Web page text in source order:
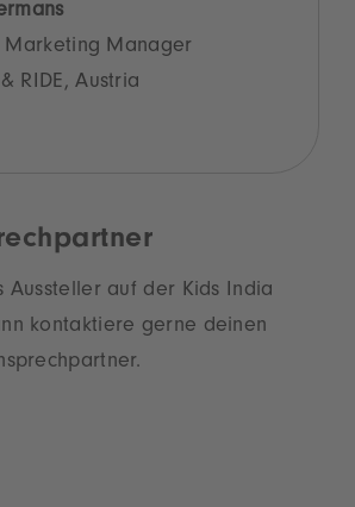
Marketing Manager
RIDE, Austria
Aussteller auf der Kids India
kontaktiere gerne deinen